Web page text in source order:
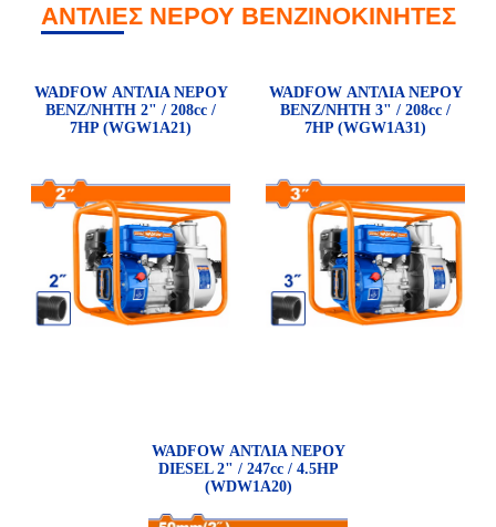
ΑΝΤΛΙΕΣ ΝΕΡΟΥ ΒΕΝΖΙΝΟΚΙΝΗΤΕΣ
WADFOW ΑΝΤΛΙΑ ΝΕΡΟΥ
ΒΕΝΖ/ΝΗΤΗ 2" / 208cc /
7HP (WGW1A21)
WADFOW ΑΝΤΛΙΑ ΝΕΡΟΥ
ΒΕΝΖ/ΝΗΤΗ 3" / 208cc /
7HP (WGW1A31)
WADFOW ΑΝΤΛΙΑ ΝΕΡΟΥ
DIESEL 2" / 247cc / 4.5HP
(WDW1A20)